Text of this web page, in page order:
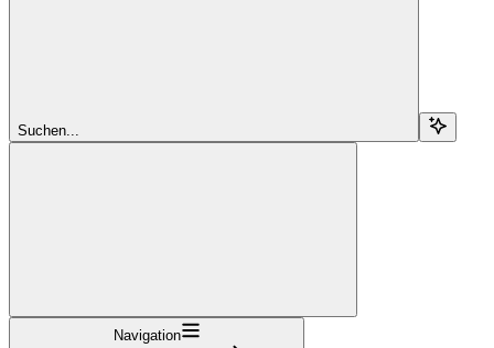
Suchen...
Navigation